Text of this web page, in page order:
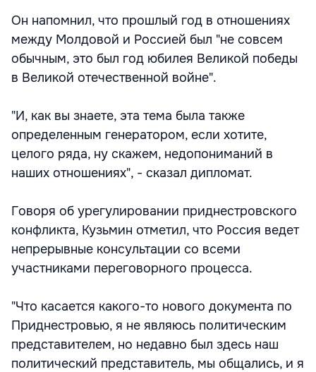
Он напомнил, что прошлый год в отношениях
между Молдовой и Россией был "не совсем
обычным, это был год юбилея Великой победы
в Великой отечественной войне".
"И, как вы знаете, эта тема была также
определенным генератором, если хотите,
целого ряда, ну скажем, недопониманий в
наших отношениях", - сказал дипломат.
Говоря об урегулировании приднестровского
конфликта, Кузьмин отметил, что Россия ведет
непрерывные консультации со всеми
участниками переговорного процесса.
"Что касается какого-то нового документа по
Приднестровью, я не являюсь политическим
представителем, но недавно был здесь наш
политический представитель, мы общались, и я